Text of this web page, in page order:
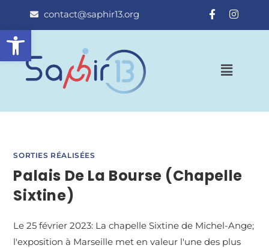
Ouvrir la barre d’outils
contact@saphir13.org
SORTIES RÉALISÉES
Palais De La Bourse (Chapelle
Sixtine)
Le 25 février 2023: La chapelle Sixtine de Michel-Ange;
l'exposition à Marseille met en valeur l'une des plus